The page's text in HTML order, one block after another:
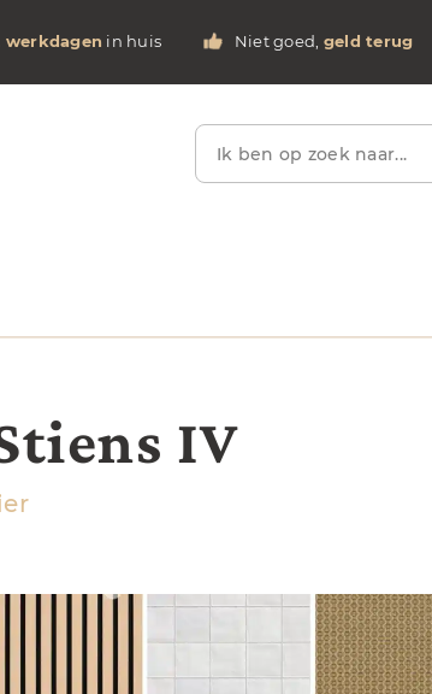
werkdagen in huis Niet goed, geld terug
Ik ben op zoek naar...
IV